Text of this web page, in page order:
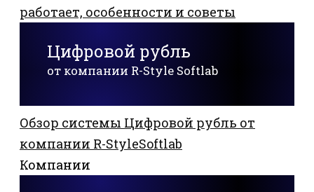
работает, особенности и советы
Цифровой рубль
от компании R-Style Softlab
Обзор системы Цифровой рубль от
компании R-StyleSoftlab
Компании